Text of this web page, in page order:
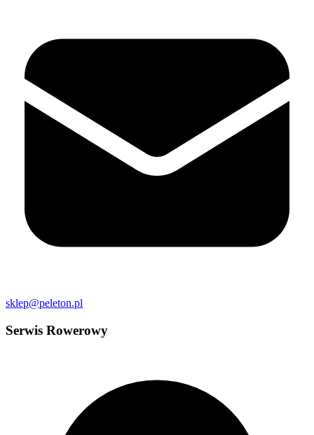
sklep@peleton.pl
Serwis Rowerowy